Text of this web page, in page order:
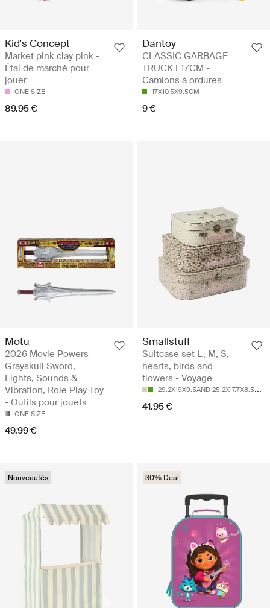
Kid's Concept
Market pink clay pink -
Étal de marché pour
jouer
ONE SIZE
89.95 €
Dantoy
CLASSIC GARBAGE
TRUCK L17CM -
Camions à ordures
17X10.5X9.5CM
9 €
Motu
2026 Movie Powers
Grayskull Sword,
Lights, Sounds &
Vibration, Role Play Toy
- Outils pour jouets
ONE SIZE
49.99 €
Smallstuff
Suitcase set L, M, S,
hearts, birds and
flowers - Voyage
2
9.2X19X9.5AND 25.2X17.7X8.5AND 20X14.5X8CM
41.95 €
Nouveautés 30% Deal